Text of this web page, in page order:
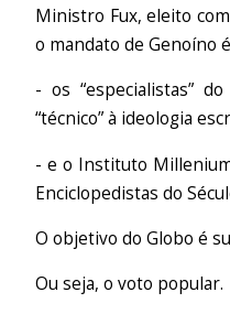
Ministro Fux, eleito
o mandato de Genoíno
- os “especialistas”
“técnico” à ideologia
- e o Instituto
Enciclopedistas do
O objetivo do Globo é
Ou seja, o voto popular.